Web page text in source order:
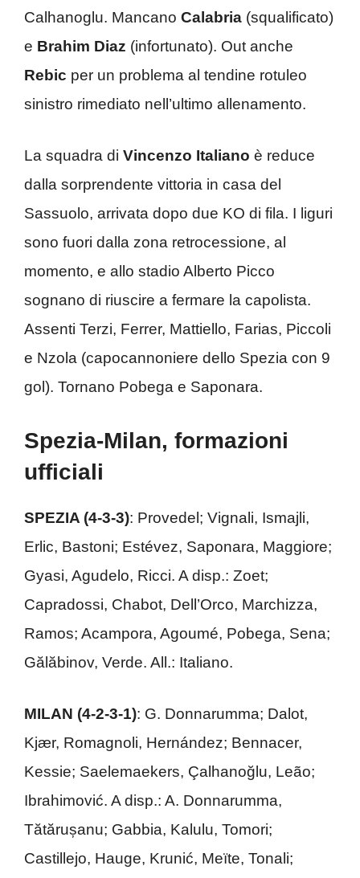
Calhanoglu. Mancano Calabria (squalificato)
e Brahim Diaz (infortunato). Out anche
Rebic per un problema al tendine rotuleo
sinistro rimediato nell’ultimo allenamento.
La squadra di Vincenzo Italiano è reduce
dalla sorprendente vittoria in casa del
Sassuolo, arrivata dopo due KO di fila. I liguri
sono fuori dalla zona retrocessione, al
momento, e allo stadio Alberto Picco
sognano di riuscire a fermare la capolista.
Assenti Terzi, Ferrer, Mattiello, Farias, Piccoli
e Nzola (capocannoniere dello Spezia con 9
gol). Tornano Pobega e Saponara.
Spezia-Milan, formazioni
ufficiali
SPEZIA (4-3-3): Provedel; Vignali, Ismajli,
Erlic, Bastoni; Estévez, Saponara, Maggiore;
Gyasi, Agudelo, Ricci. A disp.: Zoet;
Capradossi, Chabot, Dell’Orco, Marchizza,
Ramos; Acampora, Agoumé, Pobega, Sena;
Gălăbinov, Verde. All.: Italiano.
MILAN (4-2-3-1): G. Donnarumma; Dalot,
Kjær, Romagnoli, Hernández; Bennacer,
Kessie; Saelemaekers, Çalhanoğlu, Leão;
Ibrahimović. A disp.: A. Donnarumma,
Tătărușanu; Gabbia, Kalulu, Tomori;
Castillejo, Hauge, Krunić, Meïte, Tonali;